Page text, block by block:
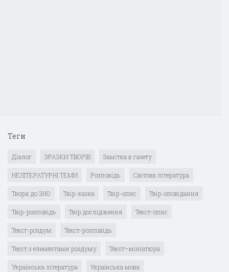
Теги
Діалог ЗРАЗКИ ТВОРІВ Замітка в газету
НЕЛІТЕРАТУРНІ ТЕМИ Розповідь Світова література
Твори до ЗНО Твір-казка Твір-опис Твір-оповідання
Твір-розповідь Твір дослідження Текст-опис
Текст-роздум Текст-розповідь
Текст з елементами роздуму Текст–мініатюра
Українська література Українська мова